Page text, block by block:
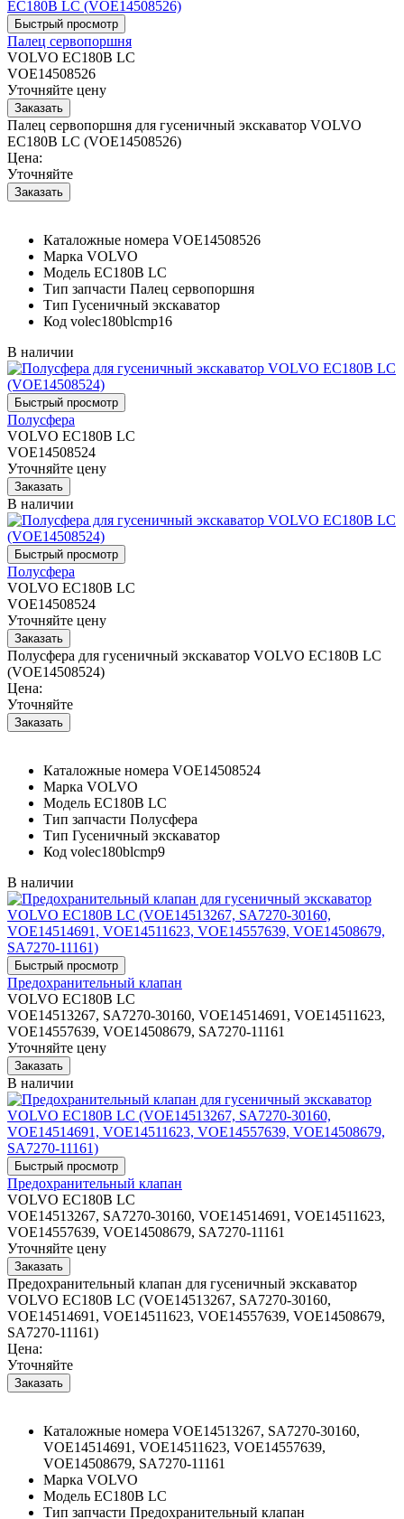
Палец сервопоршня
VOLVO EC180B LC
VOE14508526
Уточняйте цену
Палец сервопоршня для гусеничный экскаватор VOLVO
EC180B LC (VOE14508526)
Цена:
Уточняйте
Каталожные номера VOE14508526
Марка VOLVO
Модель EC180B LC
Тип запчасти Палец сервопоршня
Тип Гусеничный экскаватор
Код volec180blcmp16
В наличии
Полусфера
VOLVO EC180B LC
VOE14508524
Уточняйте цену
В наличии
Полусфера
VOLVO EC180B LC
VOE14508524
Уточняйте цену
Полусфера для гусеничный экскаватор VOLVO EC180B LC
(VOE14508524)
Цена:
Уточняйте
Каталожные номера VOE14508524
Марка VOLVO
Модель EC180B LC
Тип запчасти Полусфера
Тип Гусеничный экскаватор
Код volec180blcmp9
В наличии
Предохранительный клапан
VOLVO EC180B LC
VOE14513267, SA7270-30160, VOE14514691, VOE14511623,
VOE14557639, VOE14508679, SA7270-11161
Уточняйте цену
В наличии
Предохранительный клапан
VOLVO EC180B LC
VOE14513267, SA7270-30160, VOE14514691, VOE14511623,
VOE14557639, VOE14508679, SA7270-11161
Уточняйте цену
Предохранительный клапан для гусеничный экскаватор
VOLVO EC180B LC (VOE14513267, SA7270-30160,
VOE14514691, VOE14511623, VOE14557639, VOE14508679,
SA7270-11161)
Цена:
Уточняйте
Каталожные номера VOE14513267, SA7270-30160,
VOE14514691, VOE14511623, VOE14557639,
VOE14508679, SA7270-11161
Марка VOLVO
Модель EC180B LC
Тип запчасти Предохранительный клапан